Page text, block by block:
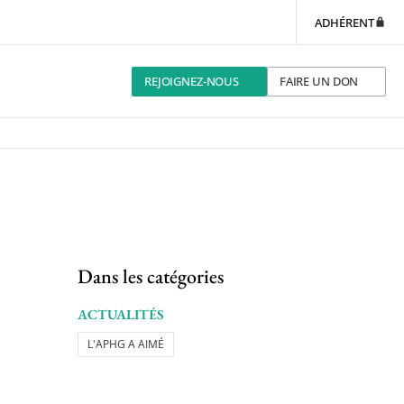
ADHÉRENT
REJOIGNEZ-NOUS FAIRE UN DON
Dans les catégories
ACTUALITÉS
L'APHG A AIMÉ